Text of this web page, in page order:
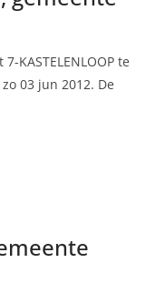
KASTELENLOOP te
03 jun 2012. De